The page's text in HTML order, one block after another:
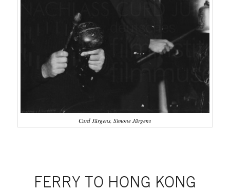
Curd Jürgens, Simone Jürgens
FERRY TO HONG KONG